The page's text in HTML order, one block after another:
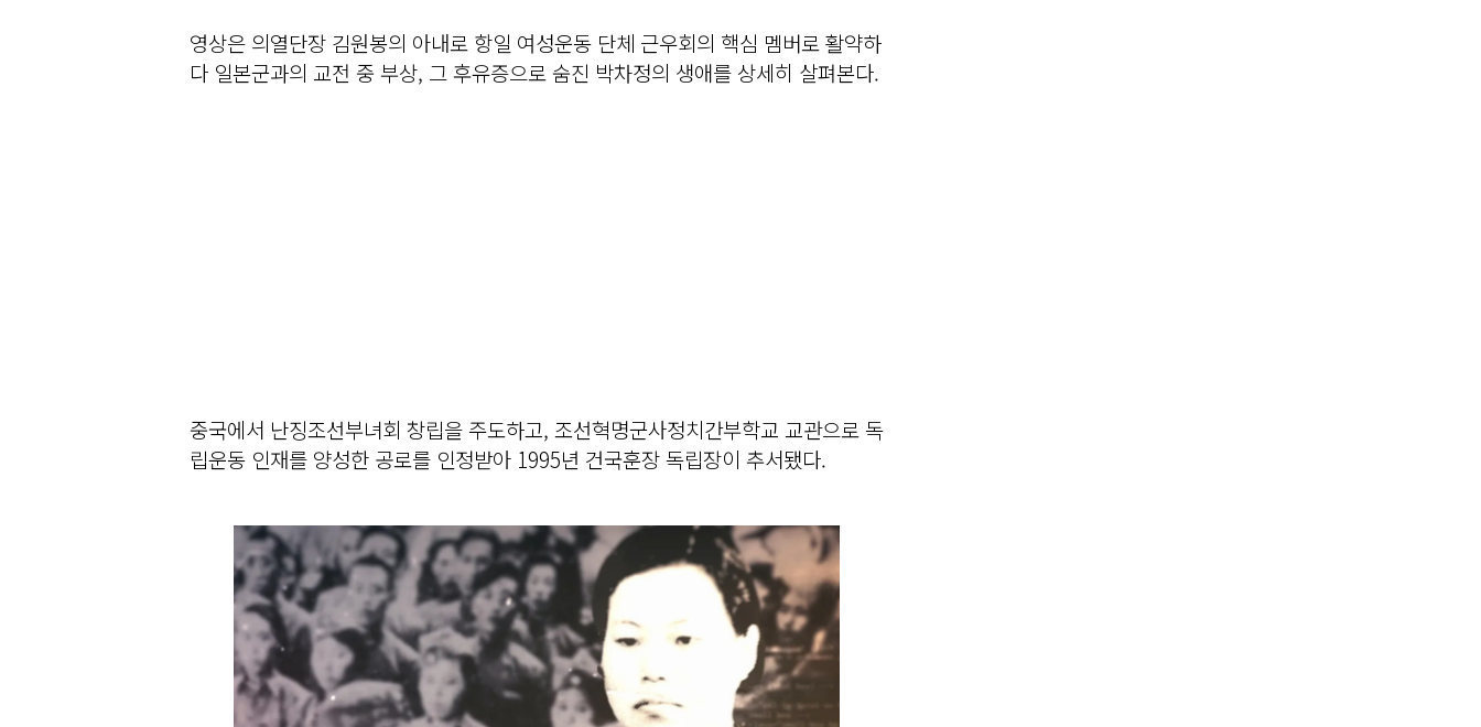
영상은 의열단장 김원봉의 아내로 항일 여성운동 단체 근우회의 핵심 멤버로 활약하
다 일본군과의 교전 중 부상, 그 후유증으로 숨진 박차정의 생애를 상세히 살펴본다.
중국에서 난징조선부녀회 창립을 주도하고, 조선혁명군사정치간부학교 교관으로 독
립운동 인재를 양성한 공로를 인정받아 1995년 건국훈장 독립장이 추서됐다.